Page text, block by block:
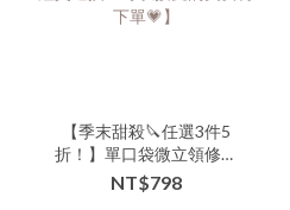
【季末甜殺🔪任選3件5
折！】單口袋微立領修身
簡約針織長袖上衣-xxx-
110322▶【本特惠恕無七
NT$798